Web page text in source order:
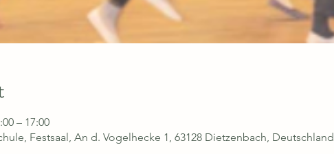
– 17:00
Festsaal, An d. Vogelhecke 1, 63128 Dietzenbach, Deutschland